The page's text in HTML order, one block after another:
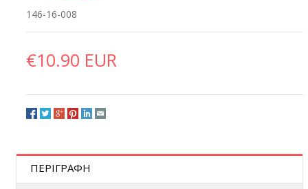
146-16-008
€10.90 EUR
ΠΕΡΙΓΡΑΦΗ